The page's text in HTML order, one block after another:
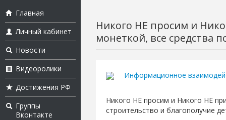
Главная
Личный кабинет
Новости
Видеоролики
Достижения РФ
Группы
Вконтакте
Никого НЕ просим и
монеткой, все средства
Информационное
Никого НЕ просим и Никого НЕ
строительство и благополучиe